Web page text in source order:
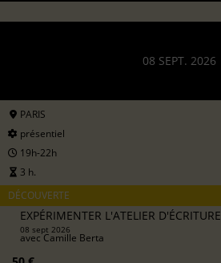
08 SEPT. 2026
PARIS
présentiel
19h-22h
3 h.
DÉCOUVERTE
EXPÉRIMENTER L'ATELIER D'ÉCRITURE
08 sept 2026
avecCamille Berta